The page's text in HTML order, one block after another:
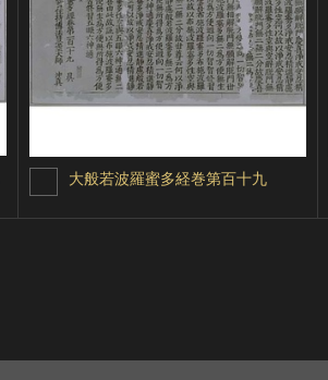
大般若波羅蜜多経巻第百十九